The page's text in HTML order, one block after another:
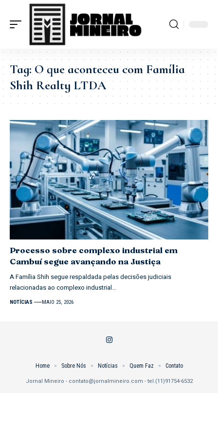
Tag:O que aconteceu com Família
Shih Realty LTDA
Processo sobre complexo industrial em
Cambuí segue avançando na Justiça
A Família Shih segue respaldada pelas decisões judiciais
relacionadas ao complexo industrial…
NOTÍCIAS MAIO 25, 2026
Jornal Mineiro - contato@jornalmineiro.com - tel.(11)91754-6532
Home Sobre Nós Notícias Quem Faz Contato